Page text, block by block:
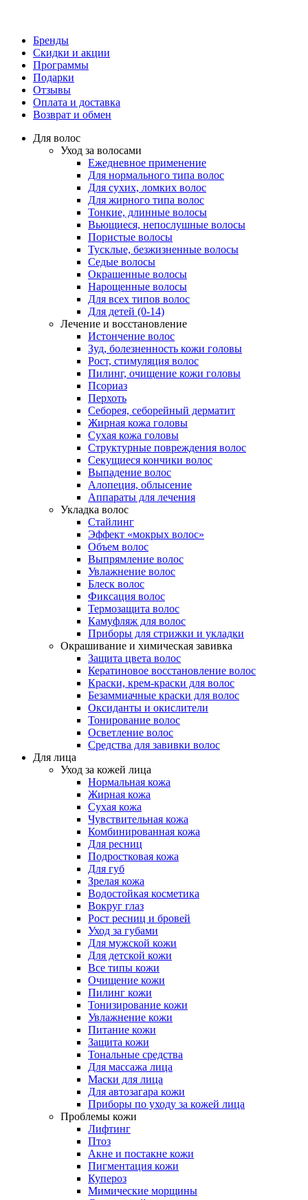
Бренды
Скидки и акции
Программы
Подарки
Отзывы
Оплата и доставка
Возврат и обмен
Для волос
Уход за волосами
Ежедневное применение
Для нормального типа волос
Для сухих, ломких волос
Для жирного типа волос
Тонкие, длинные волосы
Вьющиеся, непослушные волосы
Пористые волосы
Тусклые, безжизненные волосы
Седые волосы
Окрашенные волосы
Нарощенные волосы
Для всех типов волос
Для детей (0-14)
Лечение и восстановление
Истончение волос
Зуд, болезненность кожи головы
Рост, стимуляция волос
Пилинг, очищение кожи головы
Псориаз
Перхоть
Себорея, себорейный дерматит
Жирная кожа головы
Сухая кожа головы
Структурные повреждения волос
Секущиеся кончики волос
Выпадение волос
Алопеция, облысение
Аппараты для лечения
Укладка волос
Стайлинг
Эффект «мокрых волос»
Объем волос
Выпрямление волос
Увлажнение волос
Блеск волос
Фиксация волос
Термозащита волос
Камуфляж для волос
Приборы для стрижки и укладки
Окрашивание и химическая завивка
Защита цвета волос
Кератиновое восстановление волос
Краски, крем-краски для волос
Безаммиачные краски для волос
Оксиданты и окислители
Тонирование волос
Осветление волос
Средства для завивки волос
Для лица
Уход за кожей лица
Нормальная кожа
Жирная кожа
Сухая кожа
Чувствительная кожа
Комбинированная кожа
Для ресниц
Подростковая кожа
Для губ
Зрелая кожа
Водостойкая косметика
Вокруг глаз
Рост ресниц и бровей
Уход за губами
Для мужской кожи
Для детской кожи
Все типы кожи
Очищение кожи
Пилинг кожи
Тонизирование кожи
Увлажнение кожи
Питание кожи
Защита кожи
Тональные средства
Для массажа лица
Маски для лица
Для автозагара кожи
Приборы по уходу за кожей лица
Проблемы кожи
Лифтинг
Птоз
Акне и постакне кожи
Пигментация кожи
Купероз
Мимические морщины